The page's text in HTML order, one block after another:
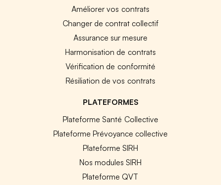
Améliorer vos contrats
Changer de contrat collectif
Assurance sur mesure
Harmonisation de contrats
Vérification de conformité
Résiliation de vos contrats
PLATEFORMES
Plateforme Santé Collective
Plateforme Prévoyance collective
Plateforme SIRH
Nos modules SIRH
Plateforme QVT